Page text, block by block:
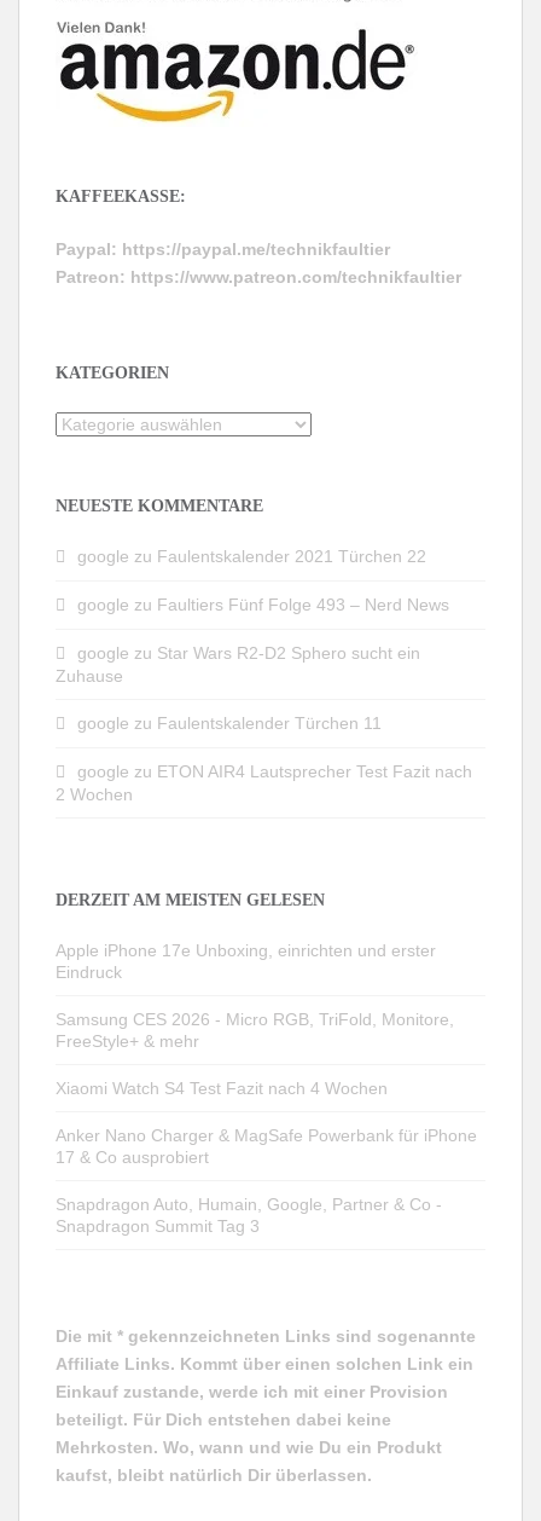
KAFFEEKASSE:
Paypal: https://paypal.me/technikfaultier
Patreon: https://www.patreon.com/technikfaultier
KATEGORIEN
Kategorien
NEUESTE KOMMENTARE
google zu Faulentskalender 2021 Türchen 22
google zu Faultiers Fünf Folge 493 – Nerd News
google zu Star Wars R2-D2 Sphero sucht ein
Zuhause
google zu Faulentskalender Türchen 11
google zu ETON AIR4 Lautsprecher Test Fazit nach
2 Wochen
DERZEIT AM MEISTEN GELESEN
Apple iPhone 17e Unboxing, einrichten und erster
Eindruck
Samsung CES 2026 - Micro RGB, TriFold, Monitore,
FreeStyle+ & mehr
Xiaomi Watch S4 Test Fazit nach 4 Wochen
Anker Nano Charger & MagSafe Powerbank für iPhone
17 & Co ausprobiert
Snapdragon Auto, Humain, Google, Partner & Co -
Snapdragon Summit Tag 3
Die mit * gekennzeichneten Links sind sogenannte
Affiliate Links. Kommt über einen solchen Link ein
Einkauf zustande, werde ich mit einer Provision
beteiligt. Für Dich entstehen dabei keine
Mehrkosten. Wo, wann und wie Du ein Produkt
kaufst, bleibt natürlich Dir überlassen.